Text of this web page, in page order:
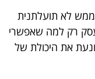
לא תועלתנית
רק למה שאפשרי
את היכולת של